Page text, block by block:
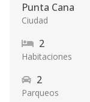
Punta Cana
Ciudad
2
Habitaciones
2
Parqueos